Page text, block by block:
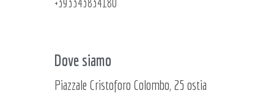
Dove siamo
Piazzale Cristoforo Colombo, 25 ostia